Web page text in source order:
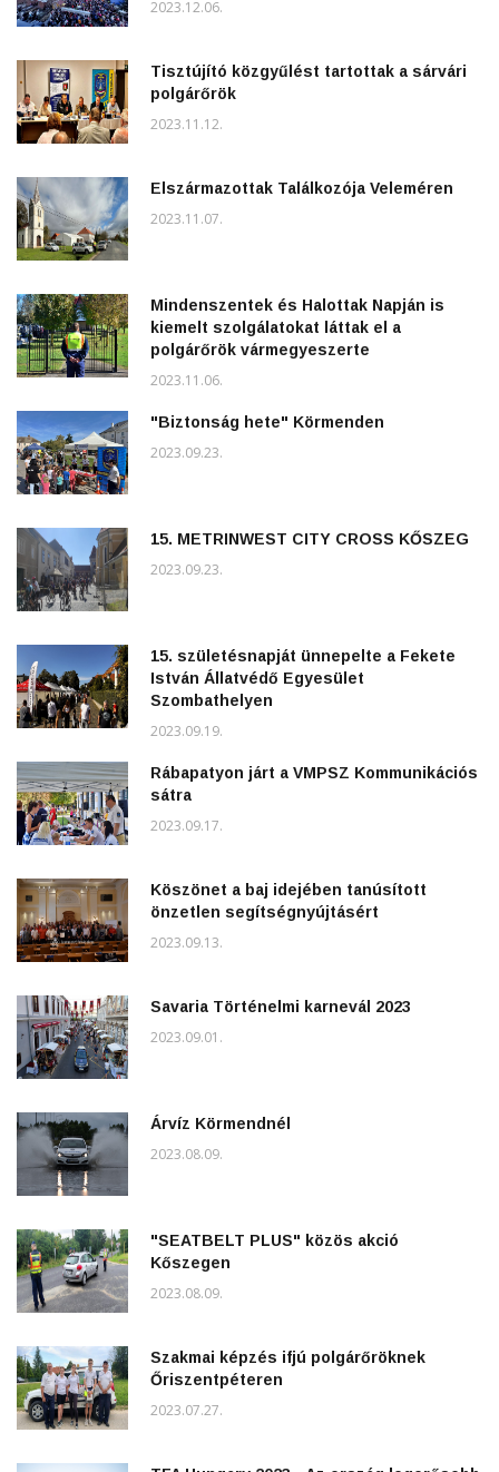
2023.12.06.
Tisztújító közgyűlést tartottak a sárvári
polgárőrök
2023.11.12.
Elszármazottak Találkozója Veleméren
2023.11.07.
Mindenszentek és Halottak Napján is
kiemelt szolgálatokat láttak el a
polgárőrök vármegyeszerte
2023.11.06.
"Biztonság hete" Körmenden
2023.09.23.
15. METRINWEST CITY CROSS KŐSZEG
2023.09.23.
15. születésnapját ünnepelte a Fekete
István Állatvédő Egyesület
Szombathelyen
2023.09.19.
Rábapatyon járt a VMPSZ Kommunikációs
sátra
2023.09.17.
Köszönet a baj idejében tanúsított
önzetlen segítségnyújtásért
2023.09.13.
Savaria Történelmi karnevál 2023
2023.09.01.
Árvíz Körmendnél
2023.08.09.
"SEATBELT PLUS" közös akció
Kőszegen
2023.08.09.
Szakmai képzés ifjú polgárőröknek
Őriszentpéteren
2023.07.27.